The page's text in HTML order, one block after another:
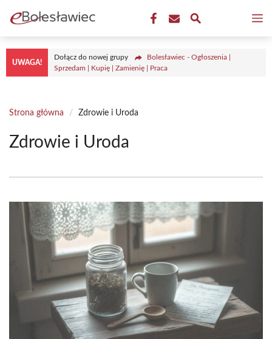
treści
UWAGA!
Dołącz do nowej grupy
Bolesławiec - Ogłoszenia |
Sprzedam | Kupię | Zamienię | Praca
Strona główna / Zdrowie i Uroda
Zdrowie i Uroda